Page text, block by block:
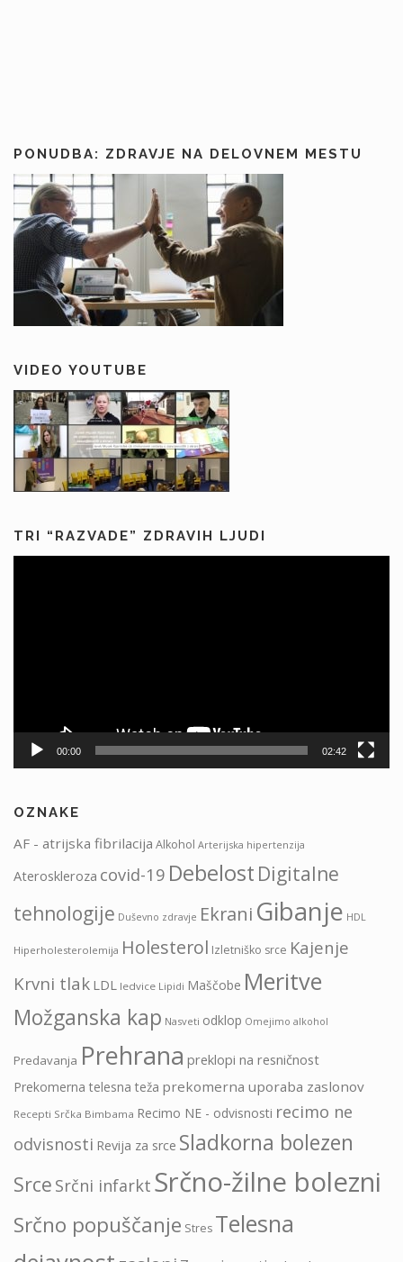
PONUDBA: ZDRAVJE NA DELOVNEM MESTU
VIDEO YOUTUBE
TRI “RAZVADE” ZDRAVIH LJUDI
00:00 02:42
OZNAKE
AF - atrijska fibrilacija Alkohol Arterijska hipertenzija
Ateroskleroza covid-19 Debelost Digitalne
tehnologije Duševno zdravje Ekrani Gibanje HDL
Hiperholesterolemija Holesterol Izletniško srce Kajenje
Krvni tlak LDL ledvice Lipidi Maščobe Meritve
Možganska kap Nasveti odklop Omejimo alkohol
Predavanja Prehrana preklopi na resničnost
Prekomerna telesna teža prekomerna uporaba zaslonov
Recepti Srčka Bimbama Recimo NE - odvisnosti recimo ne
odvisnosti Revija za srce Sladkorna bolezen
Srce Srčni infarkt Srčno-žilne bolezni
Srčno popuščanje Stres Telesna